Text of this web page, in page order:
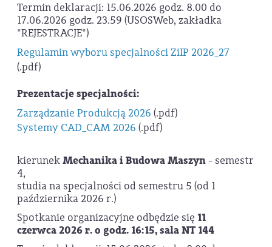
Termin deklaracji: 15.06.2026 godz. 8.00 do
17.06.2026 godz. 23.59 (USOSWeb, zakładka
"REJESTRACJE")
Regulamin wyboru specjalności ZiIP 2026_27
(.pdf)
Prezentacje specjalności:
Zarządzanie Produkcją 2026 (.pdf)
Systemy CAD_CAM 2026 (.pdf)
kierunekMechanika i Budowa Maszyn - semestr
4,
studia na specjalności od semestru 5 (od 1
października 2026 r.)
Spotkanie organizacyjne odbędzie się 11
czerwca 2026 r. o godz. 16:15, sala NT 144